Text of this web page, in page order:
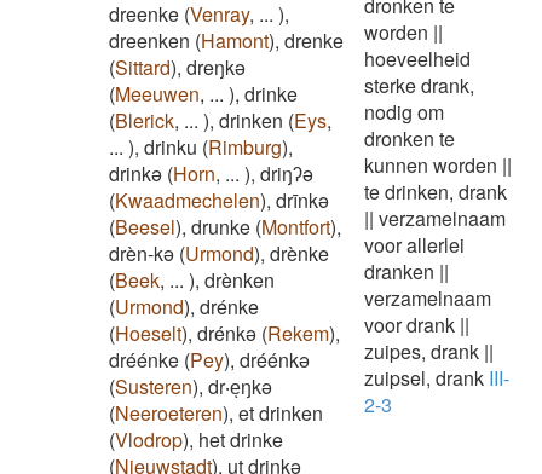
dreenke (Venray, ... ),
dreenken (Hamont), drenke
(Sittard), dreŋkə
(Meeuwen, ... ), drinke
(Blerick, ... ), drinken (Eys,
... ), drinku (Rimburg),
drinkə (Horn, ... ), driŋʔə
(Kwaadmechelen), drīnkə
(Beesel), drunke (Montfort),
drèn-kə (Urmond), drènke
(Beek, ... ), drènken
(Urmond), drénke
(Hoeselt), drénkə (Rekem),
dréénke (Pey), dréénkə
(Susteren), dr‧eͅŋkə
(Neeroeteren), et drinken
(Vlodrop), het drinke
(Nieuwstadt), ut drinkə
worden ||
hoeveelheid
sterke drank,
nodig om
dronken te
kunnen worden ||
te drinken, drank
|| verzamelnaam
voor allerlei
dranken ||
verzamelnaam
voor drank ||
zuipes, drank ||
zuipsel, drank III-
2-3